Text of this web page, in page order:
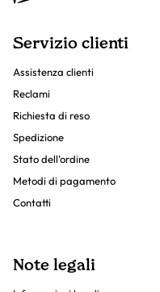
Servizio clienti
Assistenza clienti
Reclami
Richiesta di reso
Spedizione
Stato dell'ordine
Metodi di pagamento
Contatti
Note legali